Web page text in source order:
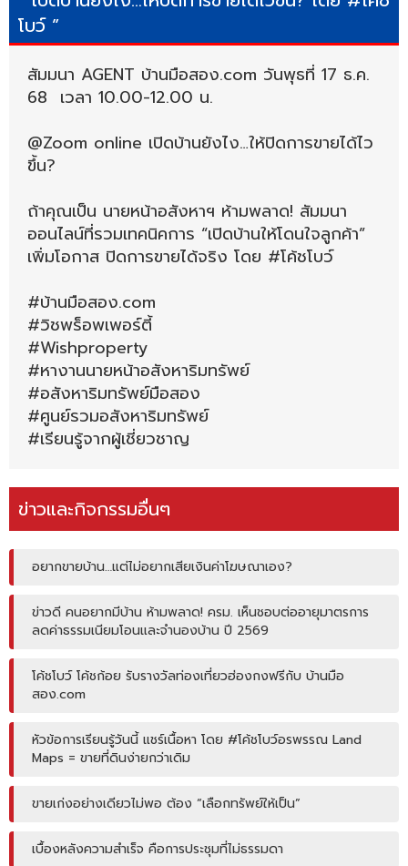
โบว์ ”
สัมมนา AGENT บ้านมือสอง.com วันพุธที่ 17 ธ.ค.
68 เวลา 10.00-12.00 น.
@Zoom online เปิดบ้านยังไง…ให้ปิดการขายได้ไว
ขึ้น?
ถ้าคุณเป็น นายหน้าอสังหาฯ ห้ามพลาด! สัมมนา
ออนไลน์ที่รวมเทคนิคการ “เปิดบ้านให้โดนใจลูกค้า”
เพิ่มโอกาส ปิดการขายได้จริง โดย #โค้ชโบว์
#บ้านมือสอง.com
#วิชพร็อพเพอร์ตี้
#Wishproperty
#หางานนายหน้าอสังหาริมทรัพย์
#อสังหาริมทรัพย์มือสอง
#ศูนย์รวมอสังหาริมทรัพย์
#เรียนรู้จากผู้เชี่ยวชาญ
ข่าวและกิจกรรมอื่นๆ
อยากขายบ้าน…แต่ไม่อยากเสียเงินค่าโฆษณาเอง?
ข่าวดี คนอยากมีบ้าน ห้ามพลาด! ครม. เห็นชอบต่ออายุมาตรการ
ลดค่าธรรมเนียมโอนและจำนองบ้าน ปี 2569
โค้ชโบว์ โค้ชก้อย รับรางวัลท่องเที่ยวฮ่องกงฟรีกับ บ้านมือ
สอง.com
หัวข้อการเรียนรู้วันนี้ แชร์เนื้อหา โดย #โค้ชโบว์อรพรรณ Land
Maps = ขายที่ดินง่ายกว่าเดิม
ขายเก่งอย่างเดียวไม่พอ ต้อง “เลือกทรัพย์ให้เป็น”
เบื้องหลังความสำเร็จ คือการประชุมที่ไม่ธรรมดา